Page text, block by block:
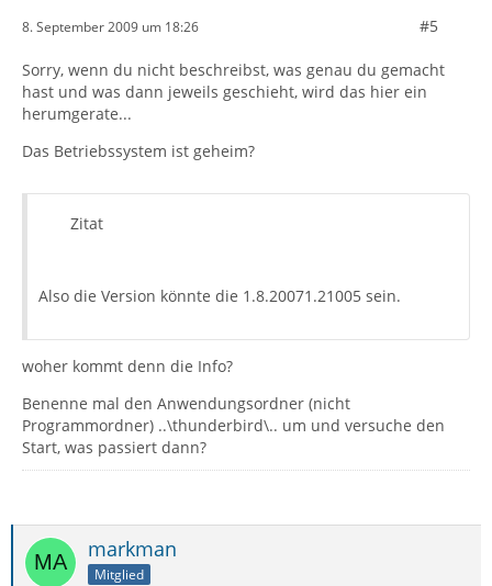
8. September 2009 um 18:26 #5
Sorry, wenn du nicht beschreibst, was genau du gemacht
hast und was dann jeweils geschieht, wird das hier ein
herumgerate...
Das Betriebssystem ist geheim?
Zitat
Also die Version könnte die 1.8.20071.21005 sein.
woher kommt denn die Info?
Benenne mal den Anwendungsordner (nicht
Programmordner) ..\thunderbird\.. um und versuche den
Start, was passiert dann?
markman
Mitglied